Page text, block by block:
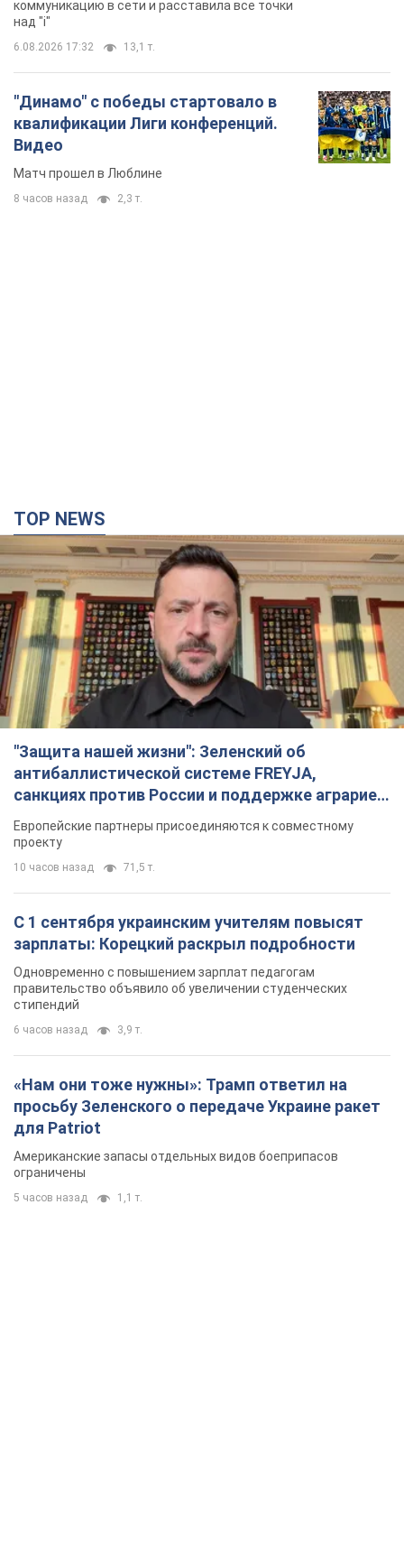
коммуникацию в сети и расставила все точки
над "i"
6.08.2026 17:32 13,1 т.
"Динамо" с победы стартовало в
квалификации Лиги конференций.
Видео
Матч прошел в Люблине
8 часов назад 2,3 т.
TOP NEWS
"Защита нашей жизни": Зеленский об
антибаллистической системе FREYJA,
санкциях против России и поддержке аграриев.
Видео
Европейские партнеры присоединяются к совместному
проекту
10 часов назад 71,5 т.
С 1 сентября украинским учителям повысят
зарплаты: Корецкий раскрыл подробности
Одновременно с повышением зарплат педагогам
правительство объявило об увеличении студенческих
стипендий
6 часов назад 3,9 т.
«Нам они тоже нужны»: Трамп ответил на
просьбу Зеленского о передаче Украине ракет
для Patriot
Американские запасы отдельных видов боеприпасов
ограничены
5 часов назад 1,1 т.